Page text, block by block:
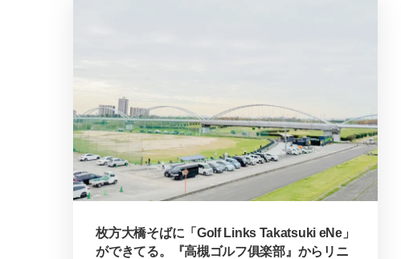
枚方大橋そばに「Golf Links Takatsuki eNe」
ができてる。『高槻ゴルフ俱楽部』からリニ